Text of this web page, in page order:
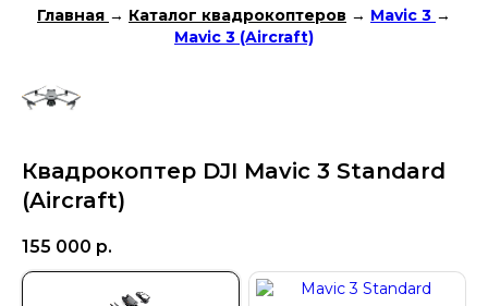
Главная → Каталог квадрокоптеров → Mavic 3 →
Mavic 3 (Aircraft)
Квадрокоптер DJI Mavic 3 Standard
(Aircraft)
155 000 р.